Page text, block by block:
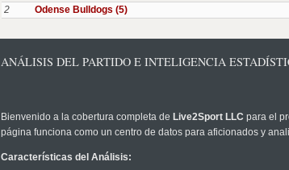
2
Odense Bulldogs (5)
ANÁLISIS DEL PARTIDO E INTELIGENCIA
Bienvenido a la cobertura completa de Live2Sport LLC para el
página funciona como un centro de datos para aficionados y
Características del Análisis: